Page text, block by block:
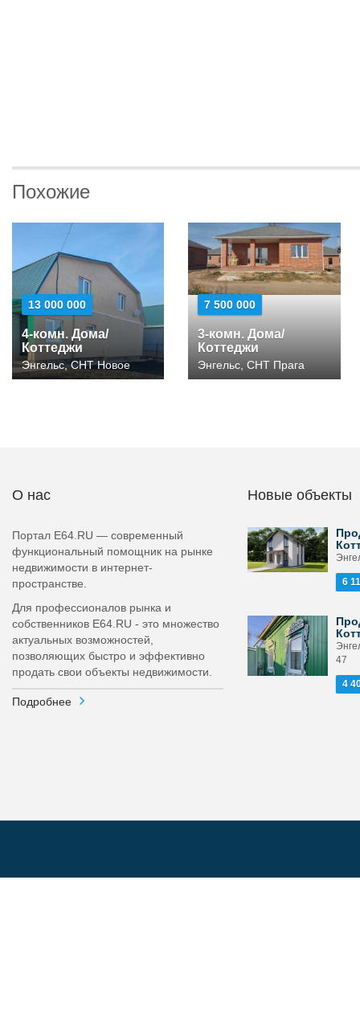
Похожие
13 000 000
4-комн. Дома/
Коттеджи
Энгельс, СНТ Новое
7 500 000
3-комн. Дома/
Коттеджи
Энгельс, СНТ Прага
О нас
Портал E64.RU — современный
функциональный помощник на рынке
недвижимости в интернет-
пространстве.
Для профессионалов рынка и
собственников E64.RU - это множество
актуальных возможностей,
позволяющих быстро и эффективно
продать свои объекты недвижимости.
Подробнее
Новые объекты
6
47
4